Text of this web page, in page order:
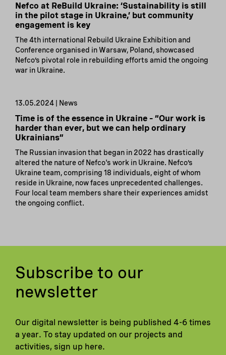
Nefco at ReBuild Ukraine: ‘Sustainability is still
in the pilot stage in Ukraine,’ but community
engagement is key
The 4th international Rebuild Ukraine Exhibition and
Conference organised in Warsaw, Poland, showcased
Nefco’s pivotal role in rebuilding efforts amid the ongoing
war in Ukraine.
13.05.2024 | News
Time is of the essence in Ukraine – “Our work is
harder than ever, but we can help ordinary
Ukrainians”
The Russian invasion that began in 2022 has drastically
altered the nature of Nefco's work in Ukraine. Nefco’s
Ukraine team, comprising 18 individuals, eight of whom
reside in Ukraine, now faces unprecedented challenges.
Four local team members share their experiences amidst
the ongoing conflict.
Subscribe to our
newsletter
Our digital newsletter is being published 4-6 times
a year. To stay updated on our projects and
activities, sign up here.